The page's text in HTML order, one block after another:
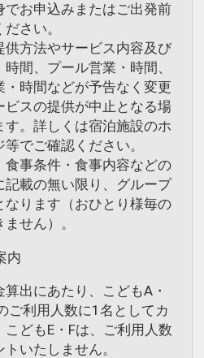
でお申込みまたはご出発前
さい。
供方法やサービス内容及び
時間、プール営業・時間、
・時間などが予告なく変更
ビスの提供が中止となる場
す。詳しくは宿泊施設のホ
でご確認ください。
食事条件・食事内容などの
記載の無い限り、グループ
なります（おひとり様毎の
せん）。
内
算出にあたり、こどもA・
ご利用人数に1名としてカ
こどもE・Fは、ご利用人数
いたしません。